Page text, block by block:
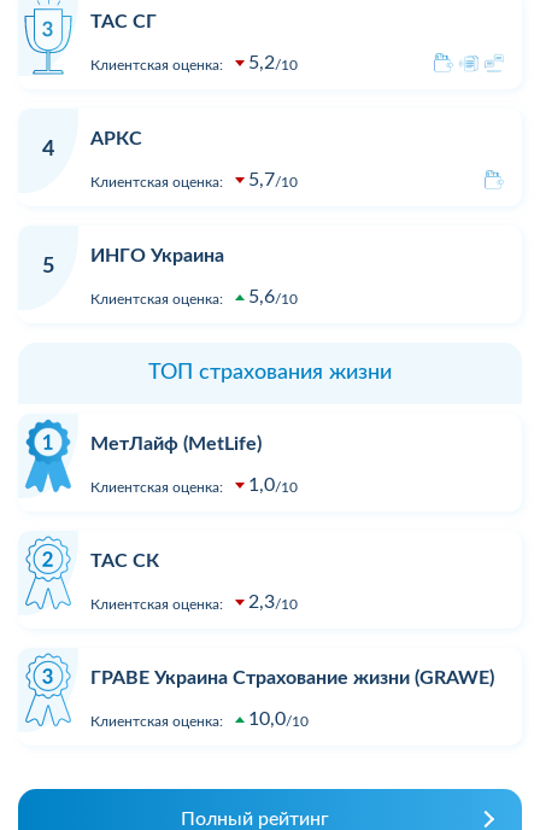
ТАС СГ
Клиентская оценка: 5,2 10
4
АРКС
Клиентская оценка: 5,7 10
5
ИНГО Украина
Клиентская оценка: 5,6 10
ТОП страхования жизни
МетЛайф (MetLife)
Клиентская оценка: 1,0 10
ТАС СК
Клиентская оценка: 2,3 10
ГРАВЕ Украина Страхование жизни (GRAWE)
Клиентская оценка: 10,0 10
Полный рейтинг